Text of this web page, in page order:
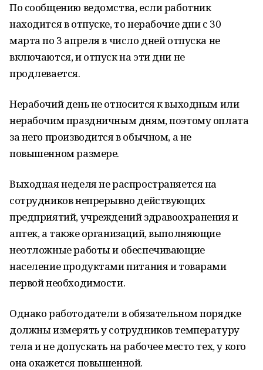
По сообщению ведомства, если работник
находится в отпуске, то нерабочие дни с 30
марта по 3 апреля в число дней отпуска не
включаются, и отпуск на эти дни не
продлевается.
Нерабочий день не относится к выходным или
нерабочим праздничным дням, поэтому оплата
за него производится в обычном, а не
повышенном размере.
Выходная неделя не распространяется на
сотрудников непрерывно действующих
предприятий, учреждений здравоохранения и
аптек, а также организаций, выполняющие
неотложные работы и обеспечивающие
население продуктами питания и товарами
первой необходимости.
Однако работодатели в обязательном порядке
должны измерять у сотрудников температуру
тела и не допускать на рабочее место тех, у кого
она окажется повышенной.